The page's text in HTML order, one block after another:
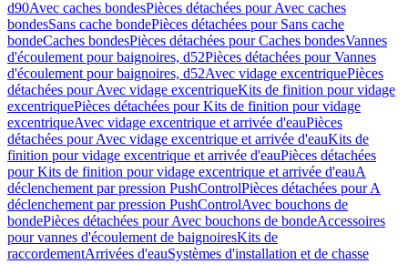
d90Avec caches bondesPièces détachées pour Avec caches
bondesSans cache bondePièces détachées pour Sans cache
bondeCaches bondesPièces détachées pour Caches bondesVannes
d'écoulement pour baignoires, d52Pièces détachées pour Vannes
d'écoulement pour baignoires, d52Avec vidage excentriquePièces
détachées pour Avec vidage excentriqueKits de finition pour vidage
excentriquePièces détachées pour Kits de finition pour vidage
excentriqueAvec vidage excentrique et arrivée d'eauPièces
détachées pour Avec vidage excentrique et arrivée d'eauKits de
finition pour vidage excentrique et arrivée d'eauPièces détachées
pour Kits de finition pour vidage excentrique et arrivée d'eauA
déclenchement par pression PushControlPièces détachées pour A
déclenchement par pression PushControlAvec bouchons de
bondePièces détachées pour Avec bouchons de bondeAccessoires
pour vannes d'écoulement de baignoiresKits de
raccordementArrivées d'eauSystèmes d'installation et de chasse